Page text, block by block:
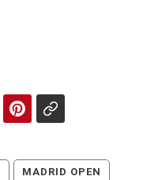
MADRID OPEN